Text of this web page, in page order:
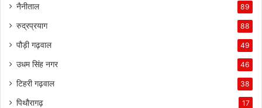
नैनीताल 89
रुद्रप्रयाग 88
पौड़ी गढ़वाल 49
उधम सिंह नगर 46
टिहरी गढ़वाल 38
पिथौरागढ़ 17